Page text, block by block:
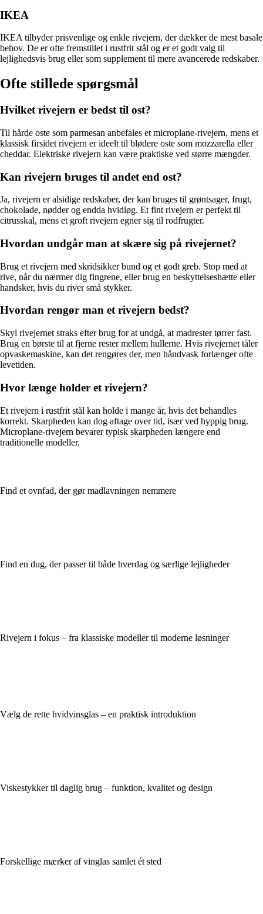
IKEA
IKEA tilbyder prisvenlige og enkle rivejern, der dækker de mest basale
behov. De er ofte fremstillet i rustfrit stål og er et godt valg til
lejlighedsvis brug eller som supplement til mere avancerede redskaber.
Ofte stillede spørgsmål
Hvilket rivejern er bedst til ost?
Til hårde oste som parmesan anbefales et microplane-rivejern, mens et
klassisk firsidet rivejern er ideelt til blødere oste som mozzarella eller
cheddar. Elektriske rivejern kan være praktiske ved større mængder.
Kan rivejern bruges til andet end ost?
Ja, rivejern er alsidige redskaber, der kan bruges til grøntsager, frugt,
chokolade, nødder og endda hvidløg. Et fint rivejern er perfekt til
citrusskal, mens et groft rivejern egner sig til rodfrugter.
Hvordan undgår man at skære sig på rivejernet?
Brug et rivejern med skridsikker bund og et godt greb. Stop med at
rive, når du nærmer dig fingrene, eller brug en beskyttelseshætte eller
handsker, hvis du river små stykker.
Hvordan rengør man et rivejern bedst?
Skyl rivejernet straks efter brug for at undgå, at madrester tørrer fast.
Brug en børste til at fjerne rester mellem hullerne. Hvis rivejernet tåler
opvaskemaskine, kan det rengøres der, men håndvask forlænger ofte
levetiden.
Hvor længe holder et rivejern?
Et rivejern i rustfrit stål kan holde i mange år, hvis det behandles
korrekt. Skarpheden kan dog aftage over tid, især ved hyppig brug.
Microplane-rivejern bevarer typisk skarpheden længere end
traditionelle modeller.
Find et ovnfad, der gør madlavningen nemmere
Find en dug, der passer til både hverdag og særlige lejligheder
Rivejern i fokus – fra klassiske modeller til moderne løsninger
Vælg de rette hvidvinsglas – en praktisk introduktion
Viskestykker til daglig brug – funktion, kvalitet og design
Forskellige mærker af vinglas samlet ét sted